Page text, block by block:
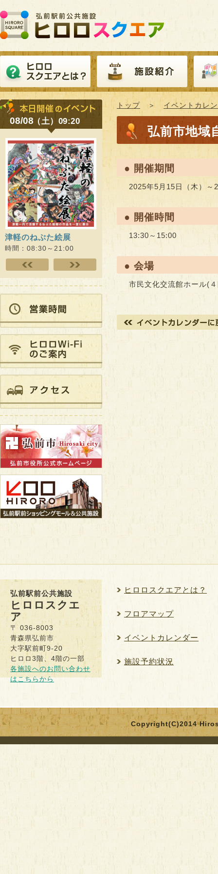
トップ ＞イベントカレ
弘前市地
● 開催期間
2025年5月15日（木）～
● 開催時間
13:30～15:00
● 会場
市民文化交流館ホール(
08/08（土）09:20
津軽のねぷた絵展
時間：08:30～21:00
ひろさき演劇未来プロジ
時間：09:00～21:00
弘前駅前公共施設
ヒロロスクエ
ア
〒 036-8003
青森県弘前市
大字駅前町9-20
ヒロロ3階、4階の一部
各施設へのお問い合わせ
はこちらから
ヒロロスクエアとは？
フロアマップ
イベントカレンダー
施設予約状況
Copyright(C)2014